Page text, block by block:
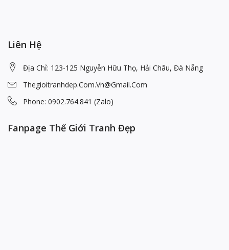
Liên Hệ
Địa Chỉ: 123-125 Nguyễn Hữu Thọ, Hải Châu, Đà Nẵng
Thegioitranhdep.com.vn@gmail.com
Phone: 0902.764.841 (Zalo)
Fanpage Thế Giới Tranh Đẹp